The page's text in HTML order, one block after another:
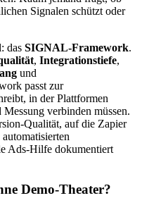
Signalen schützt oder
das SIGNAL-Framework.
, Integrationstiefe,
und
passt zur
in der Plattformen
verbinden müssen.
Qualität, auf die Zapier
Ads-Hilfe dokumentiert
Demo-Theater?